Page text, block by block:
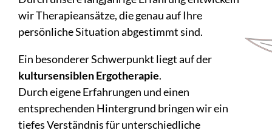
wir Therapieansätze, die genau auf Ihre
persönliche Situation abgestimmt sind.
Ein besonderer Schwerpunkt liegt auf der
kultursensiblen Ergotherapie.
Durch eigene Erfahrungen und einen
entsprechenden Hintergrund bringen wir ein
tiefes Verständnis für unterschiedliche